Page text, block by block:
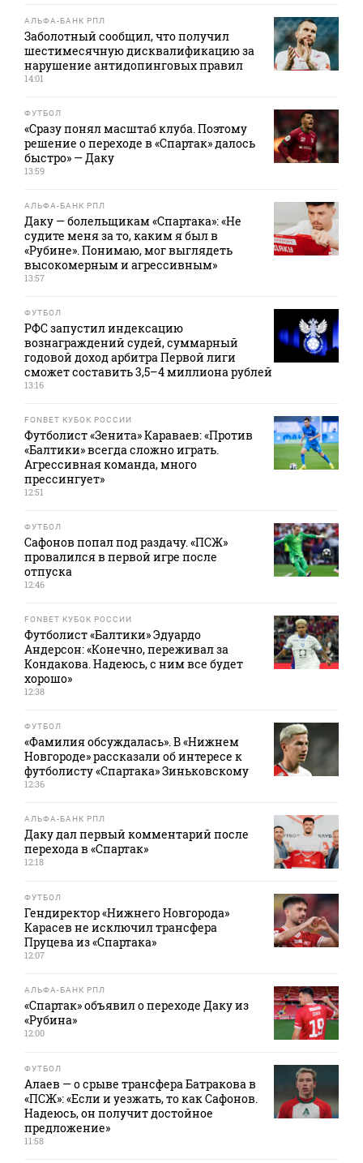
АЛЬФА-БАНК РПЛ
Заболотный сообщил, что получил
шестимесячную дисквалификацию за
нарушение антидопинговых правил
14:01
ФУТБОЛ
«Сразу понял масштаб клуба. Поэтому
решение о переходе в «Спартак» далось
быстро» — Даку
13:59
АЛЬФА-БАНК РПЛ
Даку — болельщикам «Спартака»: «Не
судите меня за то, каким я был в
«Рубине». Понимаю, мог выглядеть
высокомерным и агрессивным»
13:57
ФУТБОЛ
РФС запустил индексацию
вознаграждений судей, суммарный
годовой доход арбитра Первой лиги
сможет составить 3,5–4 миллиона рублей
13:16
FONBET КУБОК РОССИИ
Футболист «Зенита» Караваев: «Против
«Балтики» всегда сложно играть.
Агрессивная команда, много
прессингует»
12:51
ФУТБОЛ
Сафонов попал под раздачу. «ПСЖ»
провалился в первой игре после
отпуска
12:46
FONBET КУБОК РОССИИ
Футболист «Балтики» Эдуардо
Андерсон: «Конечно, переживал за
Кондакова. Надеюсь, с ним все будет
хорошо»
12:38
ФУТБОЛ
«Фамилия обсуждалась». В «Нижнем
Новгороде» рассказали об интересе к
футболисту «Спартака» Зиньковскому
12:36
АЛЬФА-БАНК РПЛ
Даку дал первый комментарий после
перехода в «Спартак»
12:18
ФУТБОЛ
Гендиректор «Нижнего Новгорода»
Карасев не исключил трансфера
Пруцева из «Спартака»
12:07
АЛЬФА-БАНК РПЛ
«Спартак» объявил о переходе Даку из
«Рубина»
12:00
ФУТБОЛ
Алаев — о срыве трансфера Батракова в
«ПСЖ»: «Если и уезжать, то как Сафонов.
Надеюсь, он получит достойное
предложение»
11:58